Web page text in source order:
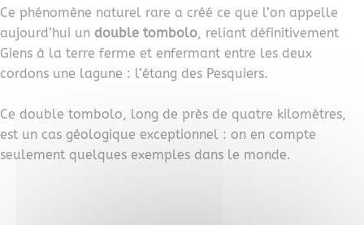
Ce phénomène naturel rare a créé ce que l’on appelle
aujourd’hui un double tombolo, reliant définitivement
Giens à la terre ferme et enfermant entre les deux
cordons une lagune : l’étang des Pesquiers.
Ce double tombolo, long de près de quatre kilomètres,
est un cas géologique exceptionnel : on en compte
seulement quelques exemples dans le monde.